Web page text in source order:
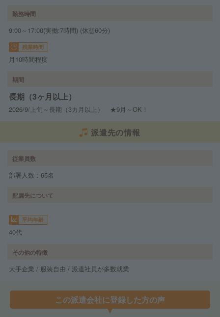
勤務時間
9:00～17:00(実働:7時間) (休憩60分)
残業時間
月10時間程度
期間
長期（3ヶ月以上）
2026/9/上旬～長期（3カ月以上） ★9月～OK！
派遣先の情報
従業員数
部署人数：65名
配属先について
平均年齢
40代
その他の特徴
大手企業 / 服装自由 / 派遣社員が多数就業
この派遣会社に登録した方の声